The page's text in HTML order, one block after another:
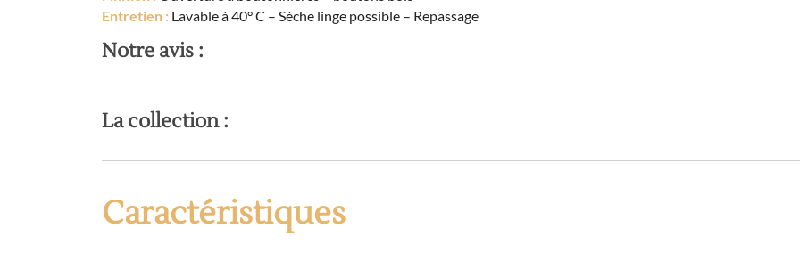
Entretien : Lavable à 40° C – Sèche linge possible – Repassage
Notre avis :
La collection :
Caractéristiques